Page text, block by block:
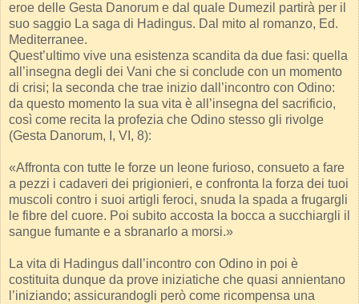
eroe delle Gesta Danorum e dal quale Dumezil partirà per il
suo saggio La saga di Hadingus. Dal mito al romanzo, Ed.
Mediterranee.
Quest’ultimo vive una esistenza scandita da due fasi: quella
all’insegna degli dei Vani che si conclude con un momento
di crisi; la seconda che trae inizio dall’incontro con Odino:
da questo momento la sua vita è all’insegna del sacrificio,
così come recita la profezia che Odino stesso gli rivolge
(Gesta Danorum, I, VI, 8):
«Affronta con tutte le forze un leone furioso, consueto a fare
a pezzi i cadaveri dei prigionieri, e confronta la forza dei tuoi
muscoli contro i suoi artigli feroci, snuda la spada a frugargli
le fibre del cuore. Poi subito accosta la bocca a succhiargli il
sangue fumante e a sbranarlo a morsi.»
La vita di Hadingus dall’incontro con Odino in poi è
costituita dunque da prove iniziatiche che quasi annientano
l’iniziando; assicurandogli però come ricompensa una